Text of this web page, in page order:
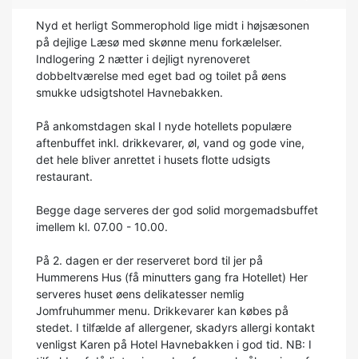
Nyd et herligt Sommerophold lige midt i højsæsonen
på dejlige Læsø med skønne menu forkælelser.
Indlogering 2 nætter i dejligt nyrenoveret
dobbeltværelse med eget bad og toilet på øens
smukke udsigtshotel Havnebakken.
På ankomstdagen skal I nyde hotellets populære
aftenbuffet inkl. drikkevarer, øl, vand og gode vine,
det hele bliver anrettet i husets flotte udsigts
restaurant.
Begge dage serveres der god solid morgemadsbuffet
imellem kl. 07.00 - 10.00.
På 2. dagen er der reserveret bord til jer på
Hummerens Hus (få minutters gang fra Hotellet) Her
serveres huset øens delikatesser nemlig
Jomfruhummer menu. Drikkevarer kan købes på
stedet. I tilfælde af allergener, skadyrs allergi kontakt
venligst Karen på Hotel Havnebakken i god tid. NB: I